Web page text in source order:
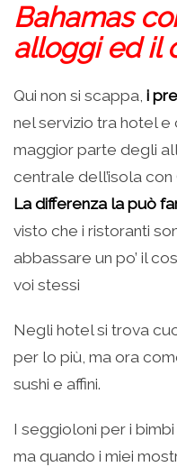
Bahamas
alloggi ed il
Qui non si scappa, i
nel servizio tra hotel e
maggior parte degli
centrale dell’isola con
La differenza la può
visto che i ristoranti
abbassare un po’ il
voi stessi
Negli hotel si trova
per lo più, ma ora
sushi e affini.
I seggioloni per i
ma quando i miei